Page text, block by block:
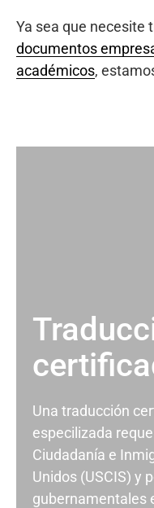
Ya sea que necesite
documentos
académicos,
Una traducción
especilizada
Ciudadanía e
Unidos (USCIS) y
gubernamentales